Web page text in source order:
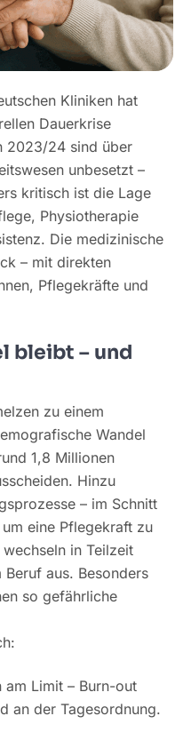
Kliniken hat
Dauerkrise
2023/24 sind über
unbesetzt –
kritisch ist die Lage
Physiotherapie
Die medizinische
– mit direkten
Pflegekräfte und
bleibt – und
zu einem
Wandel
1,8 Millionen
Hinzu
– im Schnitt
eine Pflegekraft zu
in Teilzeit
aus. Besonders
so gefährliche
Limit – Burn-out
an der Tagesordnung.